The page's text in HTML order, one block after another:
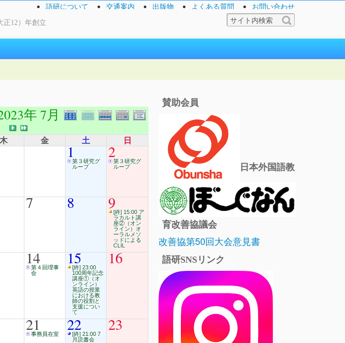
正12）年創立
語研について 交通案内 出版物 よくある質問 お問い合わせ
年 7月
木 金 土 日
1第３研究グ
ループ
2第３研究グ
ループ
7 8 9[終] 15:00 ア
ラカルト講
座②（オン
ライン）オ
ーラルメソ
ッドによる
CLIL
14
第４回理事
会
15
[終] 23:00
100周年記念
講座①（オ
ンライン）
英語の授業
における教
師の役割と
支援につい
て
16
21
事務員在室 22
[終] 21:00 7
月読書会
23
賛助会員
日本外国語教
育改善協議会
改善協第50回大会意見書
語研SNSリンク